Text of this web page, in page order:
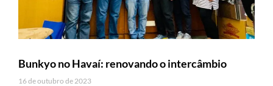
Bunkyo no Havaí: renovando o intercâmbio
16 de outubro de 2023